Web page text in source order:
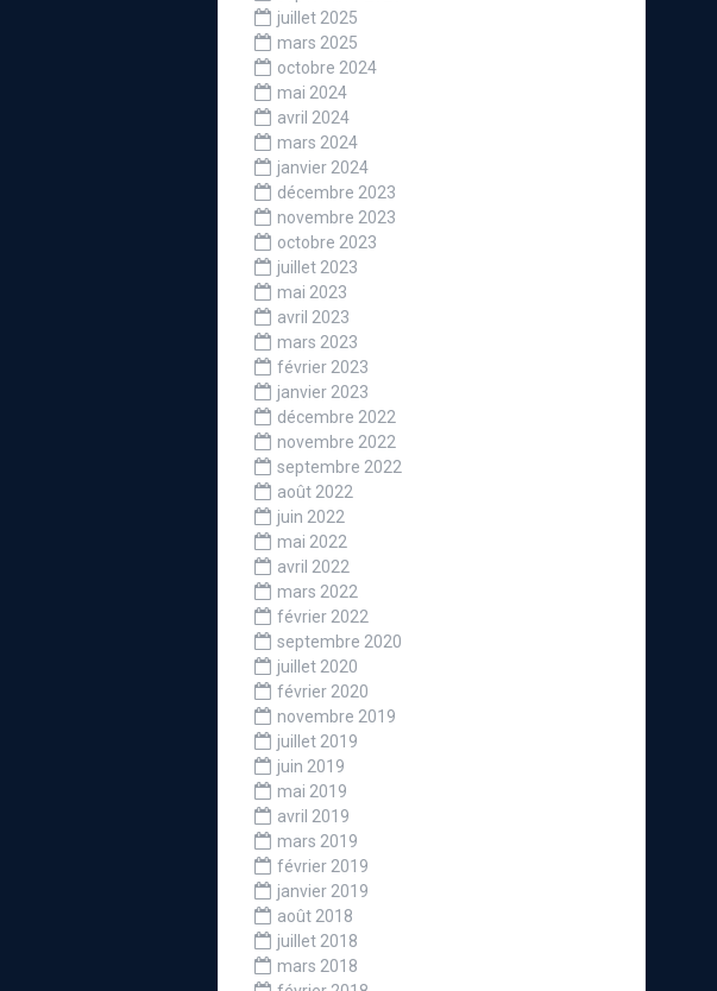
juillet 2025
mars 2025
octobre 2024
mai 2024
avril 2024
mars 2024
janvier 2024
décembre 2023
novembre 2023
octobre 2023
juillet 2023
mai 2023
avril 2023
mars 2023
février 2023
janvier 2023
décembre 2022
novembre 2022
septembre 2022
août 2022
juin 2022
mai 2022
avril 2022
mars 2022
février 2022
septembre 2020
juillet 2020
février 2020
novembre 2019
juillet 2019
juin 2019
mai 2019
avril 2019
mars 2019
février 2019
janvier 2019
août 2018
juillet 2018
mars 2018